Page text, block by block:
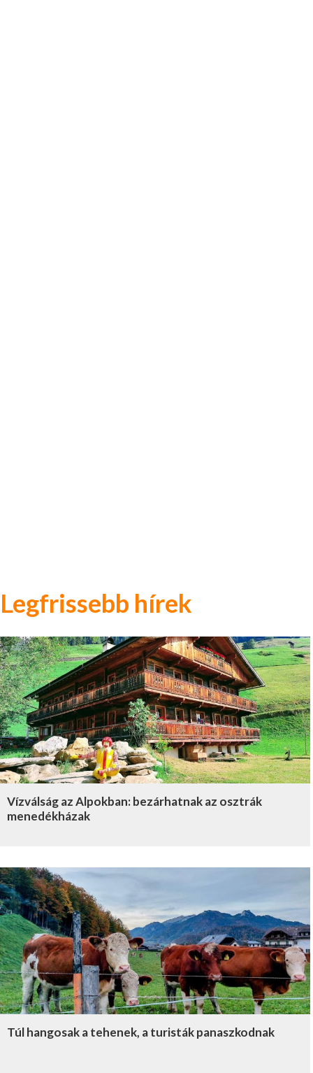
Legfrissebb hírek
Vízválság az Alpokban: bezárhatnak az osztrák
menedékházak
Túl hangosak a tehenek, a turisták panaszkodnak